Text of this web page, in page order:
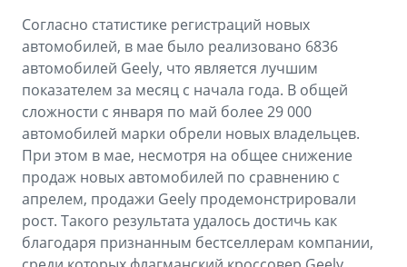
Согласно статистике регистраций новых
автомобилей, в мае было реализовано 6836
автомобилей Geely, что является лучшим
показателем за месяц с начала года. В общей
сложности с января по май более 29 000
автомобилей марки обрели новых владельцев.
При этом в мае, несмотря на общее снижение
продаж новых автомобилей по сравнению с
апрелем, продажи Geely продемонстрировали
рост. Такого результата удалось достичь как
благодаря признанным бестселлерам компании,